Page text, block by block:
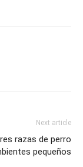
Next article
razas de perro
pequeños